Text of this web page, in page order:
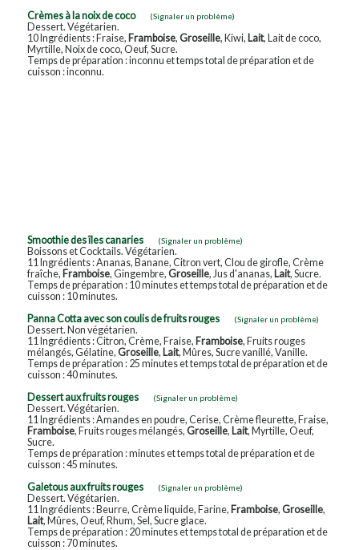
Crèmes à la noix de coco
(Signaler un problème)
Dessert. Végétarien.
10 Ingrédients : Fraise, Framboise, Groseille, Kiwi, Lait, Lait de coco,
Myrtille, Noix de coco, Oeuf, Sucre.
Temps de préparation : inconnu et temps total de préparation et de
cuisson : inconnu.
Smoothie des îles canaries (Signaler un problème)
Boissons et Cocktails. Végétarien.
11 Ingrédients : Ananas, Banane, Citron vert, Clou de girofle, Crème
fraîche, Framboise, Gingembre, Groseille, Jus d'ananas, Lait, Sucre.
Temps de préparation : 10 minutes et temps total de préparation et de
cuisson : 10 minutes.
Panna Cotta avec son coulis de fruits rouges
(Signaler un problème)
Dessert. Non végétarien.
11 Ingrédients : Citron, Crème, Fraise, Framboise, Fruits rouges
mélangés, Gélatine, Groseille, Lait, Mûres, Sucre vanillé, Vanille.
Temps de préparation : 25 minutes et temps total de préparation et de
cuisson : 40 minutes.
Dessert aux fruits rouges
(Signaler un problème)
Dessert. Végétarien.
11 Ingrédients : Amandes en poudre, Cerise, Crème fleurette, Fraise,
Framboise, Fruits rouges mélangés, Groseille, Lait, Myrtille, Oeuf,
Sucre.
Temps de préparation : minutes et temps total de préparation et de
cuisson : 45 minutes.
Galetous aux fruits rouges
(Signaler un problème)
Dessert. Végétarien.
11 Ingrédients : Beurre, Crème liquide, Farine, Framboise, Groseille,
Lait, Mûres, Oeuf, Rhum, Sel, Sucre glace.
Temps de préparation : 20 minutes et temps total de préparation et de
cuisson : 70 minutes.